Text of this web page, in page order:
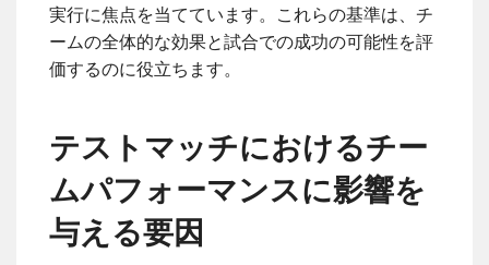
実行に焦点を当てています。これらの基準は、チ
ームの全体的な効果と試合での成功の可能性を評
価するのに役立ちます。
テストマッチにおけるチー
ムパフォーマンスに影響を
与える要因